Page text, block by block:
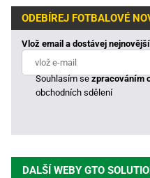
ODEBÍREJ FOTBALOVÉ
Vlož email a dostávej
Souhlasím sezpracováním
obchodních sdělení
DALŠÍ WEBY GTO